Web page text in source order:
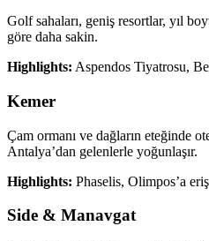
Golf sahaları, geniş resortlar, yıl
göre daha sakin.
Highlights: Aspendos Tiyatrosu,
Kemer
Çam ormanı ve dağların eteğinde
Antalya’dan gelenlerle yoğunlaşır.
Highlights: Phaselis, Olimpos’a
Side & Manavgat